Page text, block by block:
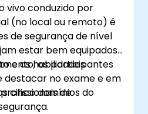
de provas, técnicas de
de dados.
e implementar
de prevenção e
nas organizações.
e conhecimento para
no exame Certified
vivo conduzido por
(no local ou remoto) é
de segurança de nível
estar bem equipados
e as habilidades
destacar no exame e em
de
os participantes
cinco domínios do